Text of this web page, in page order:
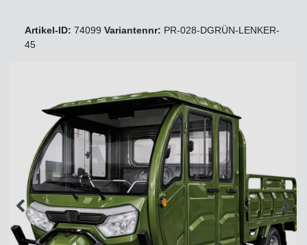
Artikel-ID: 74099 Variantennr: PR-028-DGRÜN-LENKER-
45